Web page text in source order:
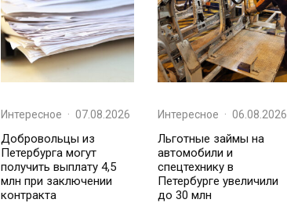
Интересное · 07.08.2026
Добровольцы из
Петербурга могут
получить выплату 4,5
млн при заключении
контракта
Интересное · 06.08.2026
Льготные займы на
автомобили и
спецтехнику в
Петербурге увеличили
до 30 млн